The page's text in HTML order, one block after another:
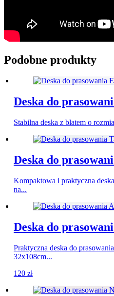
Podobne produkty
Deska do
Stabilna deska z blatem o
Deska do
Kompaktowa i praktyczna
na...
Deska do
Praktyczna deska do
32x108cm...
120 zł